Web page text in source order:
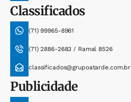
Classificados
(71) 99965-8961
(71) 2886-2683 / Ramal 8526
classificados@grupoatarde.com.br
Publicidade